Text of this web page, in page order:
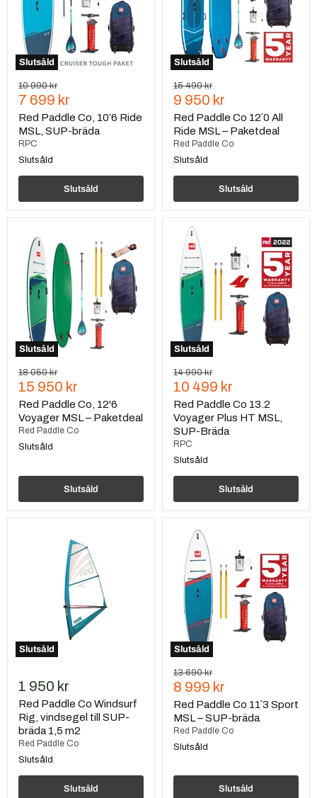
Slutsåld
SUP-
bräda
Ursprungspris
10 990 kr
Nuvarande
pris
7 699 kr
Red Paddle Co, 10’6 Ride
MSL, SUP-bräda
RPC
Slutsåld
Slutsåld
Slutsåld
Ride
MSL
Paketdeal
Ursprungspris
15 490 kr
Nuvarande
pris
9 950 kr
Red Paddle Co 12´0 All
Ride MSL – Paketdeal
Red Paddle Co
Slutsåld
Slutsåld
Slutsåld
Paddle
Co,
12'6
Voyager
MSL
Paketdeal
Ursprungspris
18 050 kr
Nuvarande
pris
15 950 kr
Red Paddle Co, 12'6
Voyager MSL – Paketdeal
Red Paddle Co
Slutsåld
Slutsåld
Slutsåld
Red
Paddle
Co
13.2
Voyager
Plus
MSL,
SUP-
Bräda
Ursprungspris
14 990 kr
Nuvarande
pris
10 499 kr
Red Paddle Co 13.2
Voyager Plus HT MSL,
SUP-Bräda
RPC
Slutsåld
Slutsåld
Slutsåld
m2
1 950 kr
Red Paddle Co Windsurf
Rig, vindsegel till SUP-
bräda 1,5 m2
Red Paddle Co
Slutsåld
Slutsåld
Slutsåld
Paddle
Sport
SUP-
bräda
Ursprungspris
13 690 kr
Nuvarande
pris
8 999 kr
Red Paddle Co 11´3 Sport
MSL – SUP-bräda
Red Paddle Co
Slutsåld
Slutsåld